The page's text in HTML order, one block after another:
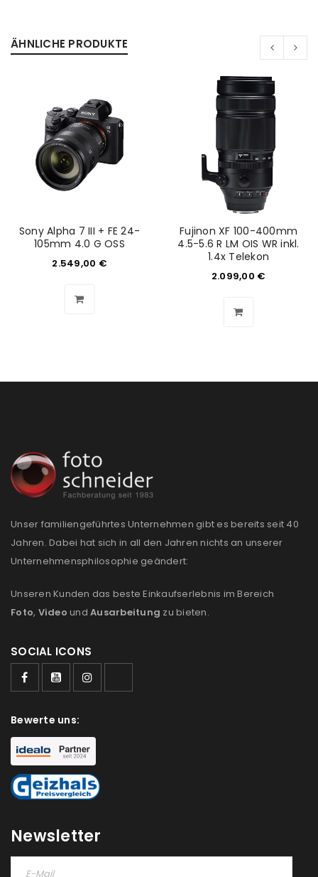
ÄHNLICHE PRODUKTE
Sony Alpha 7 III + FE 24-
105mm 4.0 G OSS
2.549,00 €
Fujinon XF 100-400mm
4.5-5.6 R LM OIS WR inkl.
1.4x Telekon
2.099,00 €
Unser familiengeführtes Unternehmen gibt es bereits seit 40
Jahren. Dabei hat sich in all den Jahren nichts an unserer
Unternehmensphilosophie geändert:
Unseren Kunden das beste Einkaufserlebnis im Bereich
Foto, Video und Ausarbeitung zu bieten.
SOCIAL ICONS
Bewerte uns:
Newsletter